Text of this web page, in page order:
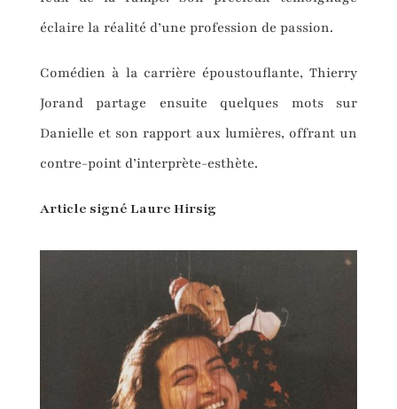
éclaire la réalité d’une profession de passion.
Comédien à la carrière époustouflante, Thierry
Jorand partage ensuite quelques mots sur
Danielle et son rapport aux lumières, offrant un
contre-point d’interprète-esthète.
Article signé Laure Hirsig